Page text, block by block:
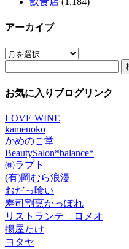
アーカイブ
ア
イ
お気に入りブログリンク
LOVE WINE
kamenoko
かめのこ堂
BeautySalon*balance*
㈱ラプト
(有)岡むら浪漫
おだっ喰い
寿司割烹かっぽれ
リストランテ ロメオ
揚屋たけ
ヨタヤ